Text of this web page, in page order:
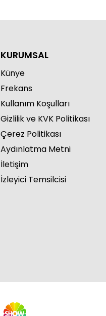
KURUMSAL
Künye
Frekans
Kullanım Koşulları
Gizlilik ve KVK Politikası
Çerez Politikası
Aydınlatma Metni
İletişim
İzleyici Temsilcisi